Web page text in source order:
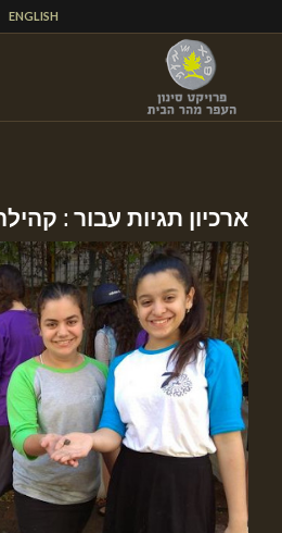
ENGLISH
ארכיון תגיות עבור :